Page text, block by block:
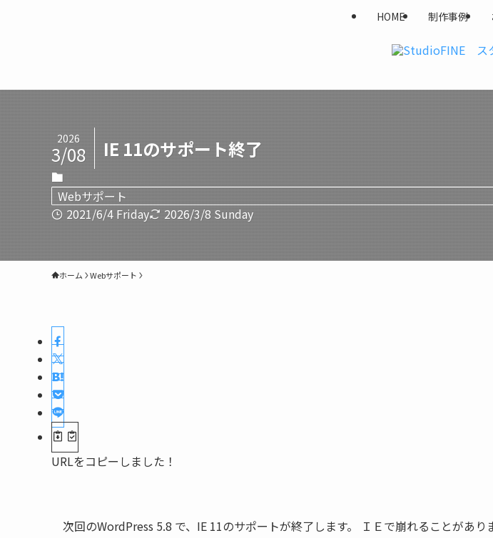
HOME 制作事例
IE 11のサポート終了
2026
3/08
Webサポート
2021/6/4 Friday
2026/3/8 Sunday
ホーム Webサポート
URLをコピーしました！
次回のWordPress 5.8 で、IE 11のサポートが終了します。 ＩＥで崩れることがあ